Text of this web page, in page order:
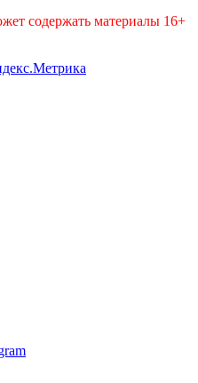
содержать материалы 16+